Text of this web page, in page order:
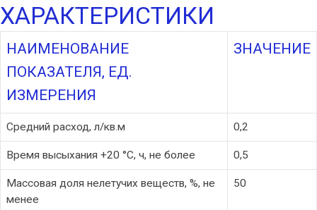
ХАРАКТЕРИСТИКИ
НАИМЕНОВАНИЕ
ПОКАЗАТЕЛЯ, ЕД.
ИЗМЕРЕНИЯ
ЗНАЧЕНИЕ
Средний расход, л/кв.м 0,2
Время высыхания +20 °C, ч, не более 0,5
Массовая доля нелетучих веществ, %, не
менее
50